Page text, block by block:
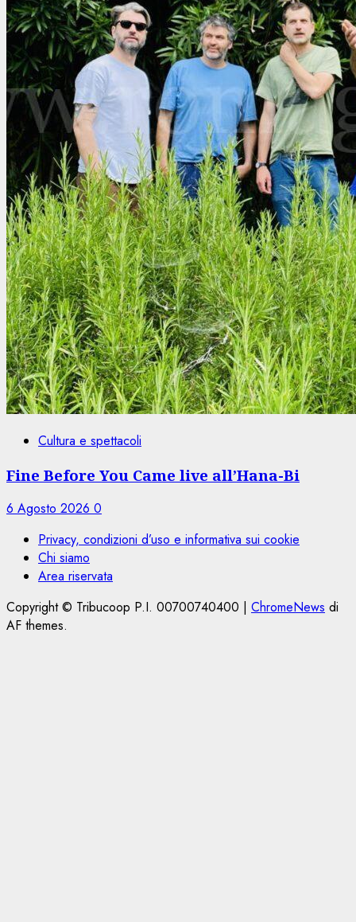
Cultura e spettacoli
Fine Before You Came live all’Hana-Bi
6 Agosto 2026 0
Privacy, condizioni d’uso e informativa sui cookie
Chi siamo
Area riservata
Copyright © Tribucoop P.I. 00700740400 | ChromeNews di
AF themes.